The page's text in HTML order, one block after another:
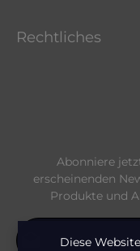
Rechtliches
Abonniere
erscheinenden
Produkte und
Diese